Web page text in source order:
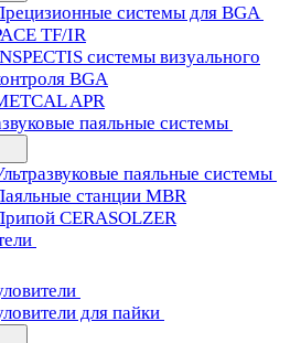
системы для BGA
TF/IR
системы визуального
BGA
APR
паяльные системы
паяльные системы
станции MBR
CERASOLZER
для пайки